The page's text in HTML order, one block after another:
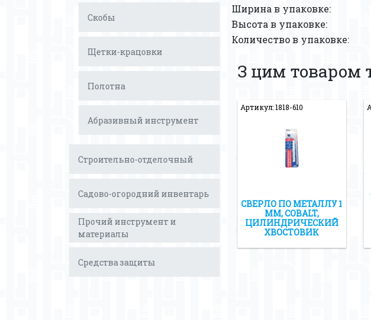
Скобы
Щетки-крацовки
Полотна
Абразивный инструмент
Строительно-отделочный
Садово-огородний инвентарь
Прочий инструмент и
материалы
Средства защиты
Ширина в упаковке:
Высота в упаковке:
Количество в упаковке:
З цим товаром
Артикул: 1818-610
СВЕРЛО ПО МЕТАЛЛУ 1
ММ, COBALT,
ЦИЛИНДРИЧЕСКИЙ
ХВОСТОВИК